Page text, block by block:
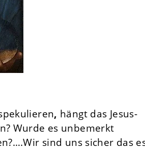
, hängt das Jesus-
Wurde es unbemerkt
sind uns sicher das